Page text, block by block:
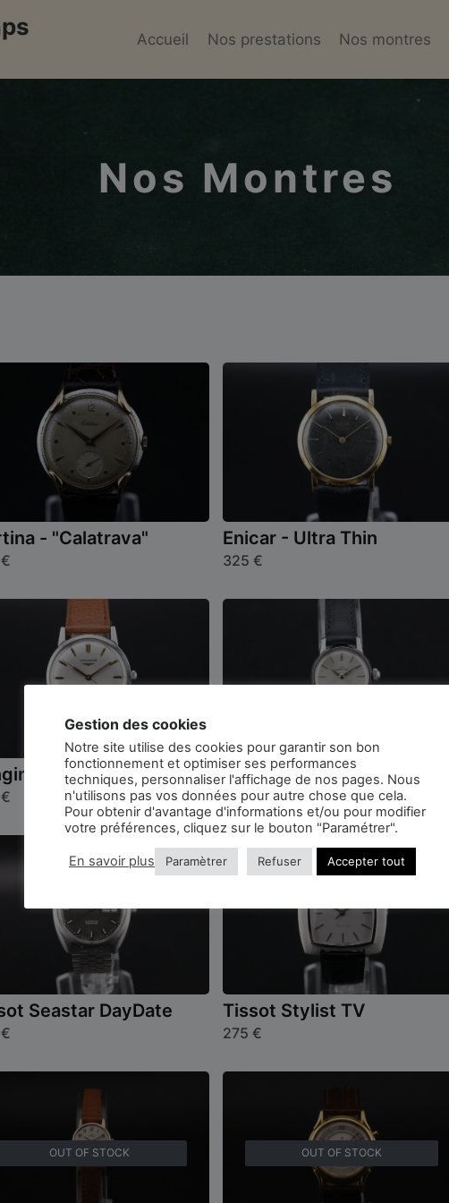
Accueil Nos prestations Nos montres
Nos Montres
- "Calatrava"
€
Enicar - Ultra Thin
325 €
- Sport Chief
€
Certina Cocktail - Acier
280€
Seastar DayDate
€
Tissot Stylist TV
275 €
OUT OF STOCK OUT OF STOCK
Gestion des cookies
Notre site utilise des cookies pour garantir son bon
fonctionnement et optimiser ses performances
techniques, personnaliser l'affichage de nos pages. Nous
n'utilisons pas vos données pour autre chose que cela.
Pour obtenir d'avantage d'informations et/ou pour modifier
votre préférences, cliquez sur le bouton "Paramétrer".
En savoir plus Paramètrer Refuser Accepter tout